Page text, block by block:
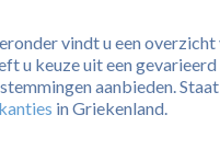
vindt u een
u keuze uit een
aanbieden.
in Griekenland.